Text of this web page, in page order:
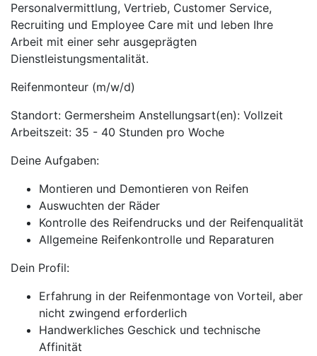
Personalvermittlung, Vertrieb, Customer Service,
Recruiting und Employee Care mit und leben Ihre
Arbeit mit einer sehr ausgeprägten
Dienstleistungsmentalität.
Reifenmonteur (m/w/d)
Standort: Germersheim Anstellungsart(en): Vollzeit
Arbeitszeit: 35 - 40 Stunden pro Woche
Deine Aufgaben:
Montieren und Demontieren von Reifen
Auswuchten der Räder
Kontrolle des Reifendrucks und der Reifenqualität
Allgemeine Reifenkontrolle und Reparaturen
Dein Profil:
Erfahrung in der Reifenmontage von Vorteil, aber
nicht zwingend erforderlich
Handwerkliches Geschick und technische
Affinität